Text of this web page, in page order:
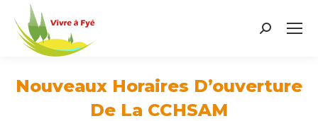
Search:
Nouveaux Horaires D’ouverture
De La CCHSAM